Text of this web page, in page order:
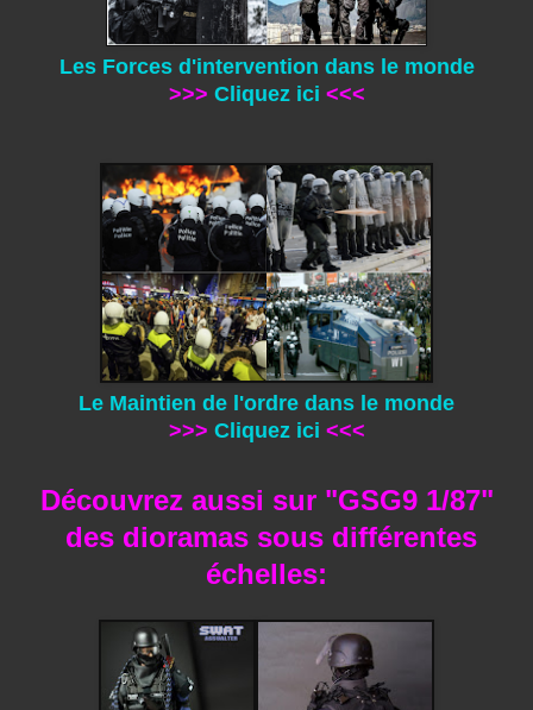
Les Forces d'intervention dans le monde
>>> Cliquez ici <<<
Le Maintien de l'ordre dans le monde
>>> Cliquez ici <<<
Découvrez aussi sur "GSG9 1/87"
des dioramas sous différentes
échelles: